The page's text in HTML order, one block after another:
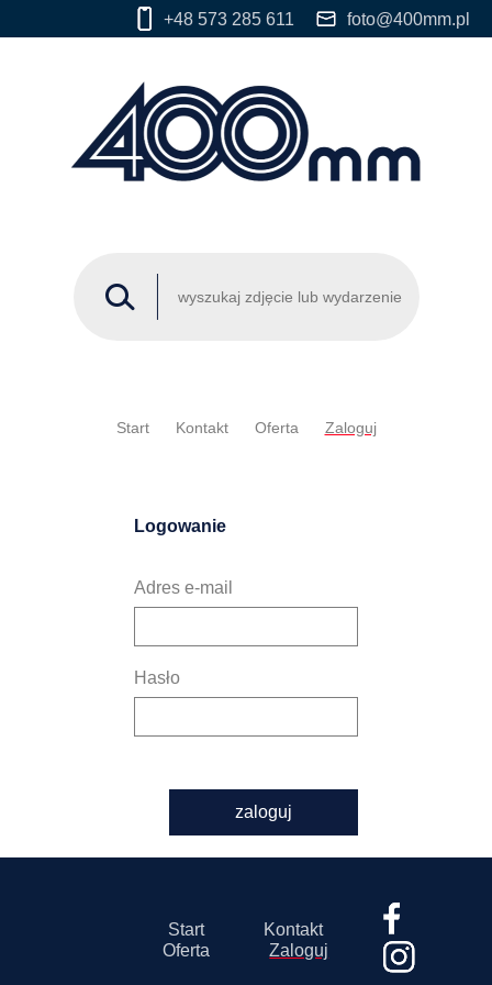
+48 573 285 611 foto@400mm.pl
Start Kontakt Oferta Zaloguj
Logowanie
Adres e-mail
Hasło
zaloguj
Start
Kontakt
Oferta
Zaloguj